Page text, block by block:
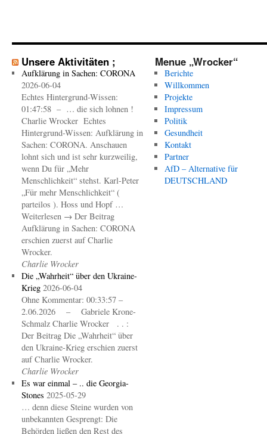
Unsere Aktivitäten ;
Aufklärung in Sachen: CORONA
2026-06-04
Echtes Hintergrund-Wissen:
01:47:58 – … die sich lohnen !
Charlie Wrocker Echtes
Hintergrund-Wissen: Aufklärung in
Sachen: CORONA. Anschauen
lohnt sich und ist sehr kurzweilig,
wenn Du für „Mehr
Menschlichkeit“ stehst. Karl-Peter
„Für mehr Menschlichkeit“ (
parteilos ). Hoss und Hopf …
Weiterlesen → Der Beitrag
Aufklärung in Sachen: CORONA
erschien zuerst auf Charlie
Wrocker.
Charlie Wrocker
Die „Wahrheit“ über den Ukraine-
Krieg 2026-06-04
Ohne Kommentar: 00:33:57 –
2.06.2026 – Gabriele Krone-
Schmalz Charlie Wrocker . . :
Der Beitrag Die „Wahrheit“ über
den Ukraine-Krieg erschien zuerst
auf Charlie Wrocker.
Charlie Wrocker
Es war einmal – .. die Georgia-
Stones 2025-05-29
… denn diese Steine wurden von
unbekannten Gesprengt: Die
Behörden ließen den Rest des
Menue „Wrocker“
Berichte
Willkommen
Projekte
Impressum
Politik
Gesundheit
Kontakt
Partner
AfD – Alternative für
DEUTSCHLAND